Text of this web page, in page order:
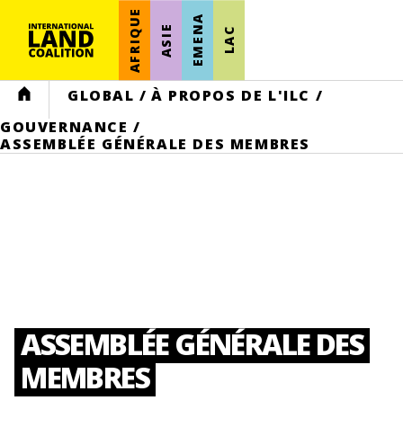
AFRIQUE ASIE EMENA LAC
HOME GLOBAL / À PROPOS DE L'ILC /
GOUVERNANCE /
ASSEMBLÉE GÉNÉRALE DES MEMBRES
ASSEMBLÉE GÉNÉRALE DES
MEMBRES